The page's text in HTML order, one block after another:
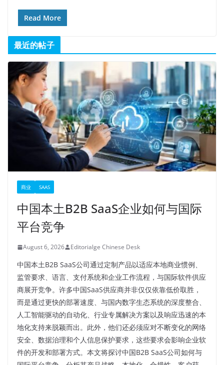
Read More
最近的帖子
商业 SAAS
中国本土B2B SaaS企业如何与国际
平台竞争
August 6, 2026 Editorialge Chinese Desk
中国本土B2B SaaS公司通过定制产品以适应本地商业惯例、
监管要求、语言、支付系统和企业工作流程，与国际软件供应
商展开竞争。许多中国SaaS供应商并非仅仅依靠低价取胜，
而是通过更快的部署速度、与国内数字生态系统的深度整合、
人工智能驱动的自动化、行业专属解决方案以及响应迅速的本
地化支持来脱颖而出。此外，他们还必须应对不断变化的网络
安全、数据治理和个人信息保护要求，这些要求会影响企业软
件的开发和部署方式。本文将探讨中国B2B SaaS公司如何与